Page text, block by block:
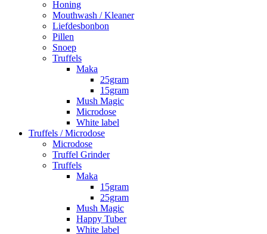
Honing
Mouthwash / Kleaner
Liefdesbonbon
Pillen
Snoep
Truffels
Maka
25gram
15gram
Mush Magic
Microdose
White label
Truffels / Microdose
Microdose
Truffel Grinder
Truffels
Maka
15gram
25gram
Mush Magic
Happy Tuber
White label